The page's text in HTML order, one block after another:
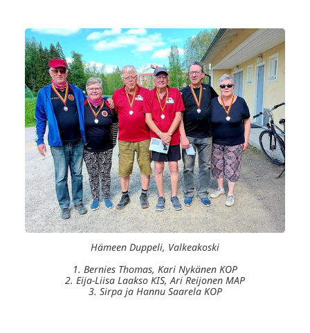
Hämeen Duppeli, Valkeakoski
1. Bernies Thomas, Kari Nykänen KOP
2. Eija-Liisa Laakso KIS, Ari Reijonen MAP
3. Sirpa ja Hannu Saarela KOP